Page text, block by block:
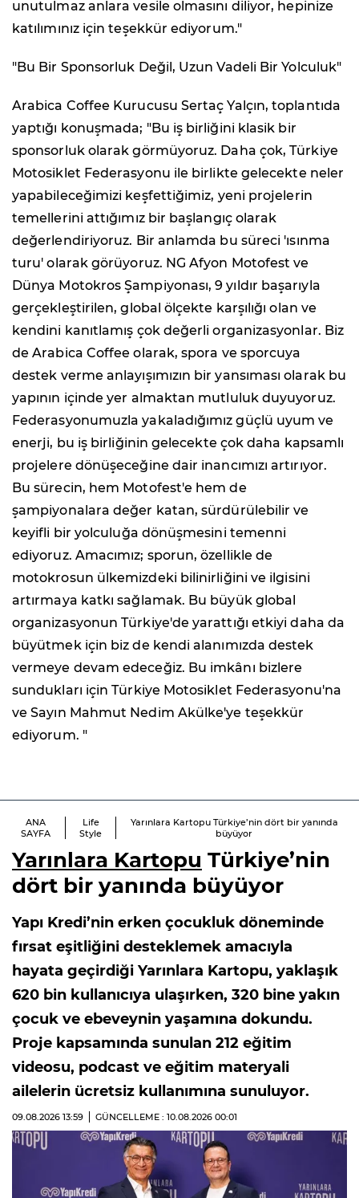
unutulmaz anlara vesile olmasını diliyor, hepinize
katılımınız için teşekkür ediyorum."
"Bu Bir Sponsorluk Değil, Uzun Vadeli Bir Yolculuk"
Arabica Coffee Kurucusu Sertaç Yalçın, toplantıda
yaptığı konuşmada; "Bu iş birliğini klasik bir
sponsorluk olarak görmüyoruz. Daha çok, Türkiye
Motosiklet Federasyonu ile birlikte gelecekte neler
yapabileceğimizi keşfettiğimiz, yeni projelerin
temellerini attığımız bir başlangıç olarak
değerlendiriyoruz. Bir anlamda bu süreci 'ısınma
turu' olarak görüyoruz. NG Afyon Motofest ve
Dünya Motokros Şampiyonası, 9 yıldır başarıyla
gerçekleştirilen, global ölçekte karşılığı olan ve
kendini kanıtlamış çok değerli organizasyonlar. Biz
de Arabica Coffee olarak, spora ve sporcuya
destek verme anlayışımızın bir yansıması olarak bu
yapının içinde yer almaktan mutluluk duyuyoruz.
Federasyonumuzla yakaladığımız güçlü uyum ve
enerji, bu iş birliğinin gelecekte çok daha kapsamlı
projelere dönüşeceğine dair inancımızı artırıyor.
Bu sürecin, hem Motofest'e hem de
şampiyonalara değer katan, sürdürülebilir ve
keyifli bir yolculuğa dönüşmesini temenni
ediyoruz. Amacımız; sporun, özellikle de
motokrosun ülkemizdeki bilinirliğini ve ilgisini
artırmaya katkı sağlamak. Bu büyük global
organizasyonun Türkiye'de yarattığı etkiyi daha da
büyütmek için biz de kendi alanımızda destek
vermeye devam edeceğiz. Bu imkânı bizlere
sundukları için Türkiye Motosiklet Federasyonu'na
ve Sayın Mahmut Nedim Akülke'ye teşekkür
ediyorum. "
ANA
SAYFA
Life
Style
Yarınlara Kartopu Türkiye’nin dört bir yanında
büyüyor
Yarınlara Kartopu Türkiye’nin
dört bir yanında büyüyor
Yapı Kredi’nin erken çocukluk döneminde
fırsat eşitliğini desteklemek amacıyla
hayata geçirdiği Yarınlara Kartopu, yaklaşık
620 bin kullanıcıya ulaşırken, 320 bine yakın
çocuk ve ebeveynin yaşamına dokundu.
Proje kapsamında sunulan 212 eğitim
videosu, podcast ve eğitim materyali
ailelerin ücretsiz kullanımına sunuluyor.
09.08.2026 13:59 GÜNCELLEME : 10.08.2026 00:01